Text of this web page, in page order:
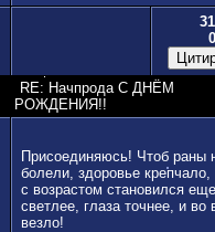
RE: Начпрода С ДНЁМ
РОЖДЕНИЯ!!
Присоединяюсь! Чтоб раны
болели, здоровье крепчало,
с возрастом становился еще
светлее, глаза точнее, и во
везло!